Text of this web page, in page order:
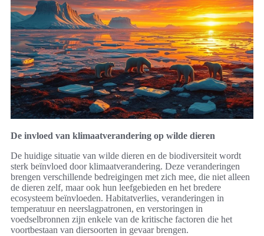
De invloed van klimaatverandering op wilde dieren
De huidige situatie van wilde dieren en de biodiversiteit wordt
sterk beïnvloed door klimaatverandering. Deze veranderingen
brengen verschillende bedreigingen met zich mee, die niet alleen
de dieren zelf, maar ook hun leefgebieden en het bredere
ecosysteem beïnvloeden. Habitatverlies, veranderingen in
temperatuur en neerslagpatronen, en verstoringen in
voedselbronnen zijn enkele van de kritische factoren die het
voortbestaan van diersoorten in gevaar brengen.